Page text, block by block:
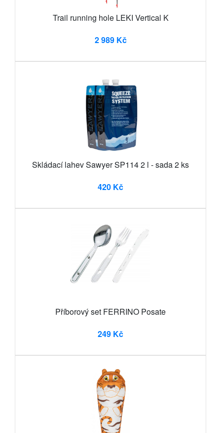
Trail running hole LEKI Vertical K
2 989 Kč
Skládací lahev Sawyer SP114 2 l - sada 2 ks
420 Kč
Příborový set FERRINO Posate
249 Kč